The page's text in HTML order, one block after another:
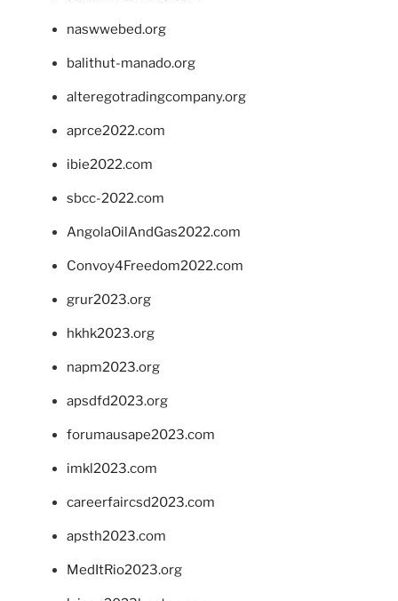
naswwebed.org
balithut-manado.org
alteregotradingcompany.org
aprce2022.com
ibie2022.com
sbcc-2022.com
AngolaOilAndGas2022.com
Convoy4Freedom2022.com
grur2023.org
hkhk2023.org
napm2023.org
apsdfd2023.org
forumausape2023.com
imkl2023.com
careerfaircsd2023.com
apsth2023.com
MedItRio2023.org